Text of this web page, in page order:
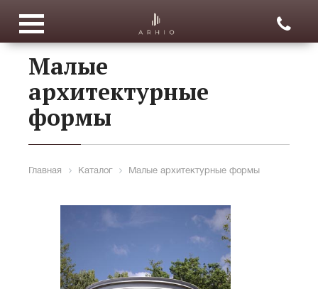
Малые
архитектурные
формы
Главная Каталог Малые архитектурные формы